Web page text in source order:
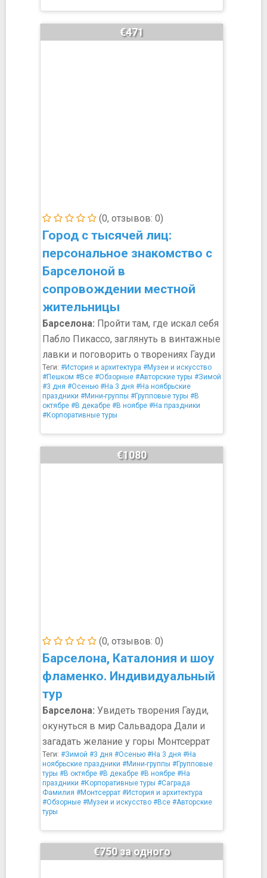
(0, отзывов: 0)
Город с тысячей лиц:
персональное знакомство с
Барселоной в
сопровождении местной
жительницы
€471
Барселона: Пройти там, где искал себя
Пабло Пикассо, заглянуть в винтажные
лавки и поговорить о творениях Гауди
Теги: #История и архитектура #Музеи и искусство
#Пешком #Все #Обзорные #Авторские туры #Зимой
#3 дня #Осенью #На 3 дня #На ноябрьские
праздники #Мини-группы #Групповые туры #В
октябре #В декабре #В ноябре #На праздники
#Корпоративные туры
(0, отзывов: 0)
Барселона, Каталония и шоу
фламенко. Индивидуальный
тур
€1080
Барселона: Увидеть творения Гауди,
окунуться в мир Сальвадора Дали и
загадать желание у горы Монтсеррат
Теги: #Зимой #3 дня #Осенью #На 3 дня #На
ноябрьские праздники #Мини-группы #Групповые
туры #В октябре #В декабре #В ноябре #На
праздники #Корпоративные туры #Саграда
Фамилия #Монтсеррат #История и архитектура
#Обзорные #Музеи и искусство #Все #Авторские
туры
€750 за одного